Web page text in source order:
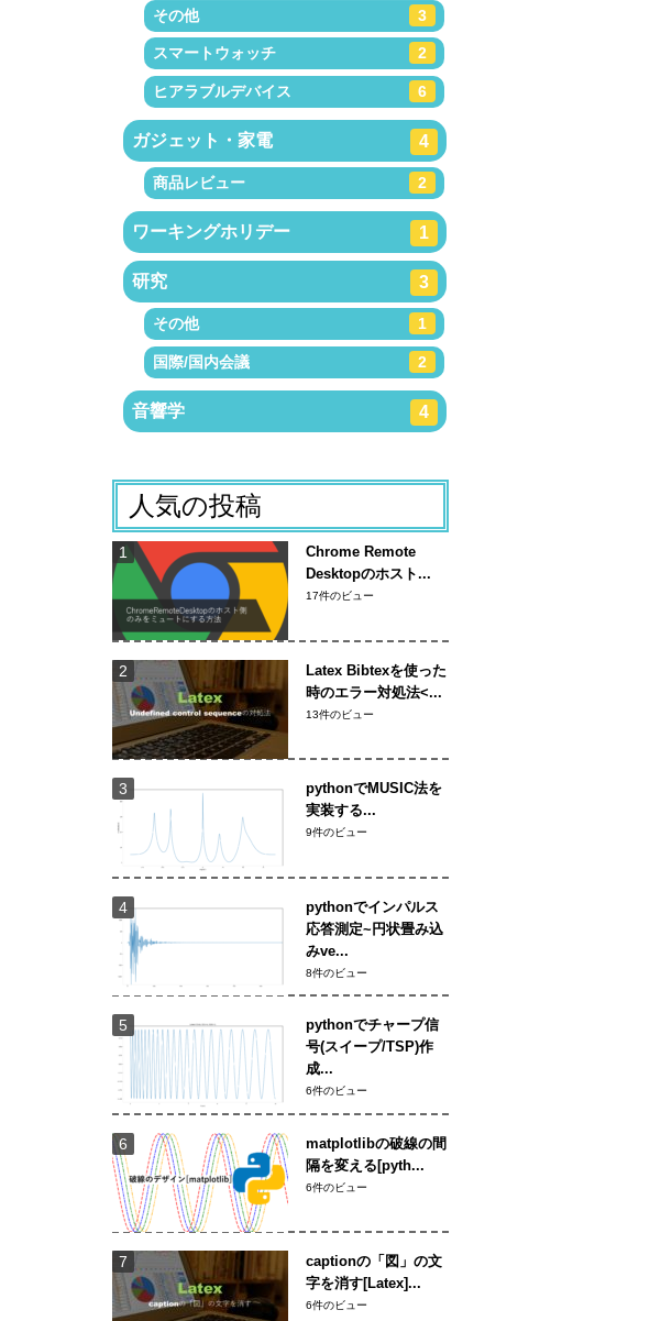
その他 3
スマートウォッチ 2
ヒアラブルデバイス 6
ガジェット・家電 4
商品レビュー 2
ワーキングホリデー 1
研究 3
その他 1
国際/国内会議 2
音響学 4
人気の投稿
Chrome Remote
Desktopのホスト...
17件のビュー
Latex Bibtexを使った
時のエラー対処法<...
13件のビュー
pythonでMUSIC法を
実装する...
9件のビュー
pythonでインパルス
応答測定~円状畳み込
みve...
8件のビュー
pythonでチャープ信
号(スイープ/TSP)作
成...
6件のビュー
matplotlibの破線の間
隔を変える[pyth...
6件のビュー
captionの「図」の文
字を消す[Latex]...
6件のビュー